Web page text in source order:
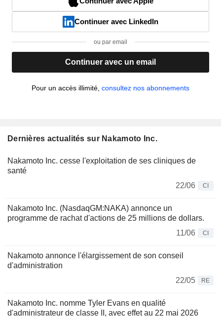
Continuer avec LinkedIn
ou par email
Continuer avec un email
Pour un accès illimité, consultez nos abonnements
Dernières actualités sur Nakamoto Inc.
Nakamoto Inc. cesse l'exploitation de ses cliniques de
santé
22/06
CI
Nakamoto Inc. (NasdaqGM:NAKA) annonce un
programme de rachat d'actions de 25 millions de dollars.
11/06
CI
Nakamoto annonce l'élargissement de son conseil
d'administration
22/05
RE
Nakamoto Inc. nomme Tyler Evans en qualité
d'administrateur de classe II, avec effet au 22 mai 2026